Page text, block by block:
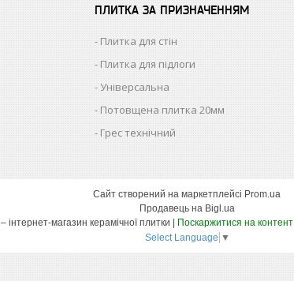
ПЛИТКА ЗА ПРИЗНАЧЕННЯМ
Плитка для стін
Плитка для підлоги
Універсальна
Потовщена плитка 20мм
Грес технічний
Сайт створений на маркетплейсі Prom.ua
Продавець на Bigl.ua
Поскаржитися на контент
Select Language ▼